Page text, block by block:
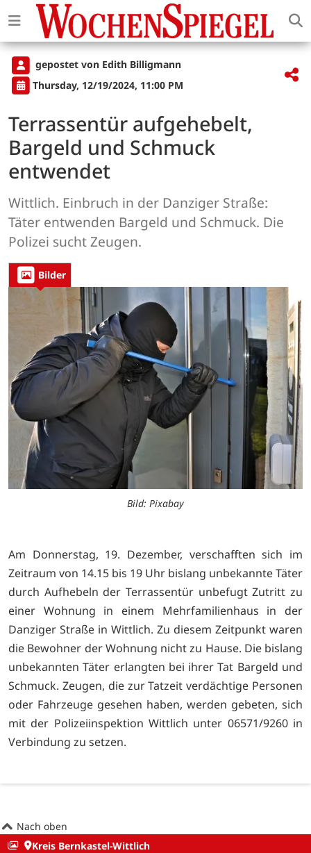
gepostet von Edith Billigmann
Thursday, 12/19/2024, 11:00 PM
Terrassentür aufgehebelt,
Bargeld und Schmuck
entwendet
Wittlich. Einbruch in der Danziger Straße:
Täter entwenden Bargeld und Schmuck. Die
Polizei sucht Zeugen.
Bilder
Bild: Pixabay
Am Donnerstag, 19. Dezember, verschafften sich im
Zeitraum von 14.15 bis 19 Uhr bislang unbekannte Täter
durch Aufhebeln der Terrassentür unbefugt Zutritt zu
einer Wohnung in einem Mehrfamilienhaus in der
Danziger Straße in Wittlich. Zu diesem Zeitpunkt waren
die Bewohner der Wohnung nicht zu Hause. Die bislang
unbekannten Täter erlangten bei ihrer Tat Bargeld und
Schmuck. Zeugen, die zur Tatzeit verdächtige Personen
oder Fahrzeuge gesehen haben, werden gebeten, sich
mit der Polizeiinspektion Wittlich unter 06571/9260 in
Verbindung zu setzen.
Nach oben
Kreis Bernkastel-Wittlich